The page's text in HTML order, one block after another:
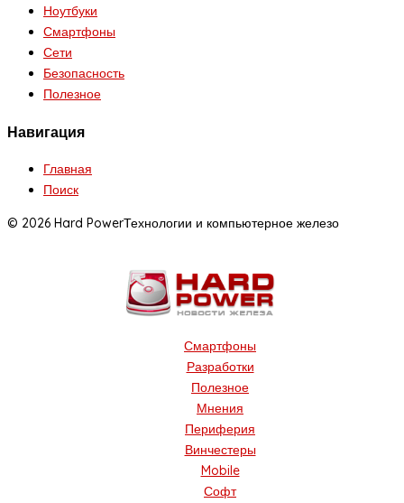
Ноутбуки
Смартфоны
Сети
Безопасность
Полезное
Навигация
Главная
Поиск
© 2026 Hard PowerТехнологии и компьютерное железо
Смартфоны
Разработки
Полезное
Мнения
Периферия
Винчестеры
Mobile
Софт